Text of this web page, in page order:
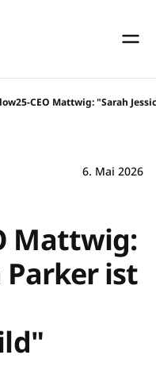
CEO Mattwig: "Sarah
6. Mai 2026
Mattwig:
Parker ist